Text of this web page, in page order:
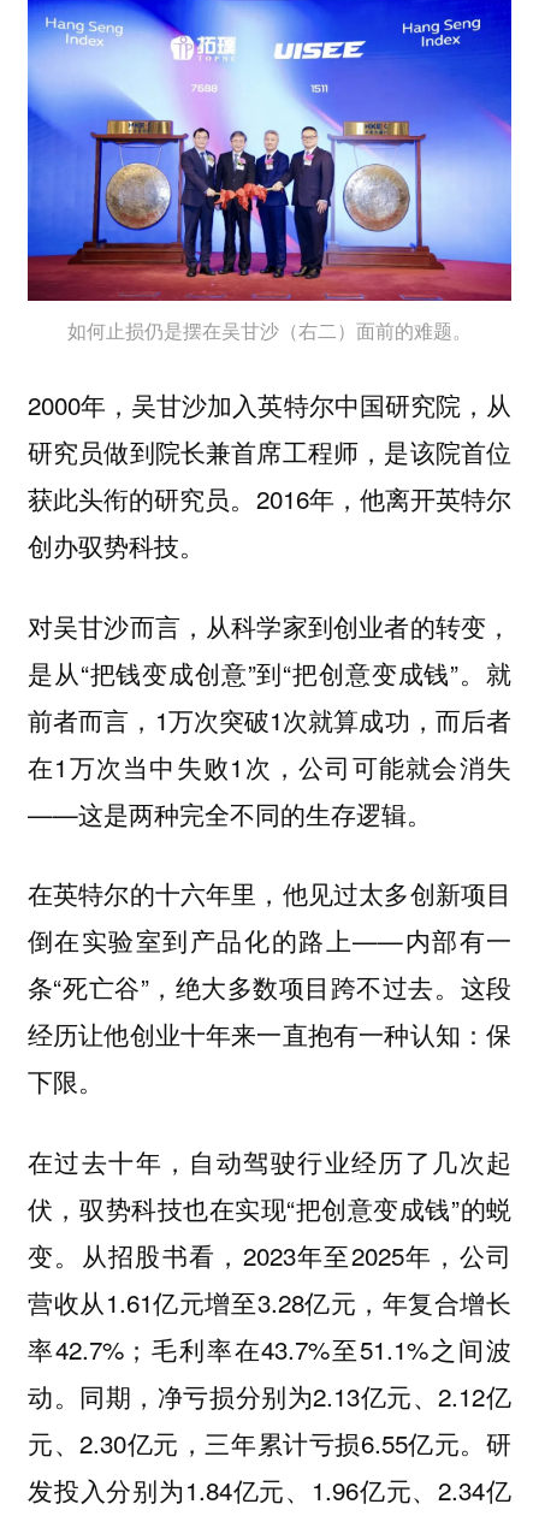
如何止损仍是摆在吴甘沙（右二）面前的难题。
2000年，吴甘沙加入英特尔中国研究院，从
研究员做到院长兼首席工程师，是该院首位
获此头衔的研究员。2016年，他离开英特尔
创办驭势科技。
对吴甘沙而言，从科学家到创业者的转变，
是从“把钱变成创意”到“把创意变成钱”。就
前者而言，1万次突破1次就算成功，而后者
在1万次当中失败1次，公司可能就会消失
——这是两种完全不同的生存逻辑。
在英特尔的十六年里，他见过太多创新项目
倒在实验室到产品化的路上——内部有一
条“死亡谷”，绝大多数项目跨不过去。 这段
经历让他创业十年来一直抱有一种认知：保
下限。
在过去十年，自动驾驶行业经历了几次起
伏，驭势科技也在实现“把创意变成钱”的蜕
变。从招股书看，2023年至2025年，公司
营收从1.61亿元增至3.28亿元，年复合增长
率42.7%；毛利率在43.7%至51.1%之间波
动。同期，净亏损分别为2.13亿元、2.12亿
元、2.30亿元，三年累计亏损6.55亿元。研
发投入分别为1.84亿元、1.96亿元、2.34亿